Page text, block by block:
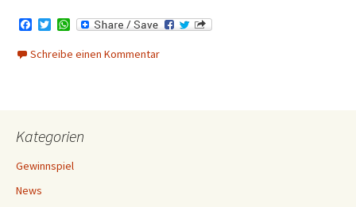
c
e
T
i
t
W
a
t
Schreibe einen Kommentar
Kategorien
Gewinnspiel
News